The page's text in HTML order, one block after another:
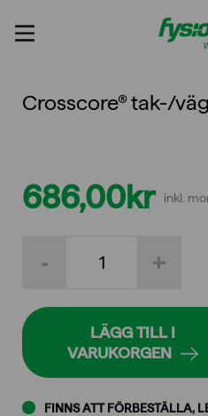
innehållet
Crosscore® tak-/
686,00kr inkl.
FINNS ATT FÖRBESTÄLLA,
+
tak-/väggankare
-
LÄGG TILL I
VARUKORGEN